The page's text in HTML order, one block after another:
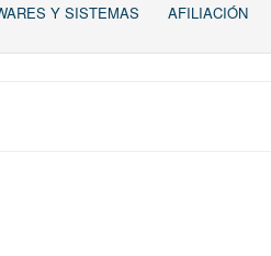
Y SISTEMAS AFILIACIÓN